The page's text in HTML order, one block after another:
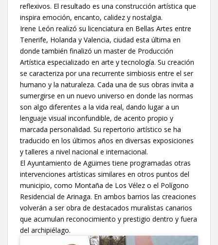
reflexivos. El resultado es una construcción artística que
inspira emoción, encanto, calidez y nostalgia.
Irene León realizó su licenciatura en Bellas Artes entre
Tenerife, Holanda y Valencia, ciudad esta última en
donde también finalizó un master de Producción
Artística especializado en arte y tecnología. Su creación
se caracteriza por una recurrente simbiosis entre el ser
humano y la naturaleza. Cada una de sus obras invita a
sumergirse en un nuevo universo en donde las normas
son algo diferentes a la vida real, dando lugar a un
lenguaje visual inconfundible, de acento propio y
marcada personalidad. Su repertorio artístico se ha
traducido en los últimos años en diversas exposiciones
y talleres a nivel nacional e internacional.
El Ayuntamiento de Agüimes tiene programadas otras
intervenciones artísticas similares en otros puntos del
municipio, como Montaña de Los Vélez o el Polígono
Residencial de Arinaga. En ambos barrios las creaciones
volverán a ser obra de destacados muralistas canarios
que acumulan reconocimiento y prestigio dentro y fuera
del archipiélago.